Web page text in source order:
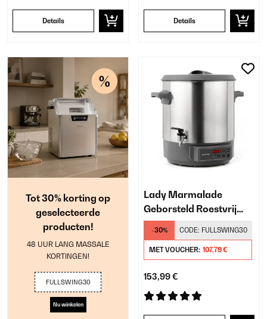
Details Details
Tot 30% korting op
geselecteerde
producten!
48 UUR LANG MASSALE
KORTINGEN!
FULLSWING30
Nu winkelen
Lady Marmalade
Geborsteld Roestvrij
Staal 27L Inmaakketel
Digitaal Zilver
-30% CODE: FULLSWING30
MET VOUCHER: 107,79 €
153,99 €